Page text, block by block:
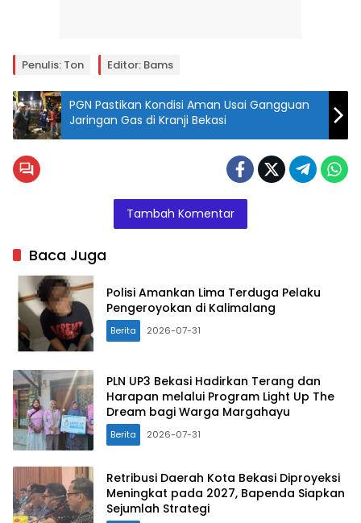
Penulis: Ton Editor: Bams
PGN Pastikan Kondisi Aman Usai Gangguan
Jaringan Gas di Kranji Bekasi
Tambah Komentar
Baca Juga
Polisi Amankan Lima Terduga Pelaku
Pengeroyokan di Kalimalang
Berita 2026-07-31
PLN UP3 Bekasi Hadirkan Terang dan
Harapan melalui Program Light Up The
Dream bagi Warga Margahayu
Berita 2026-07-31
Retribusi Daerah Kota Bekasi Diproyeksi
Meningkat pada 2027, Bapenda Siapkan
Sejumlah Strategi